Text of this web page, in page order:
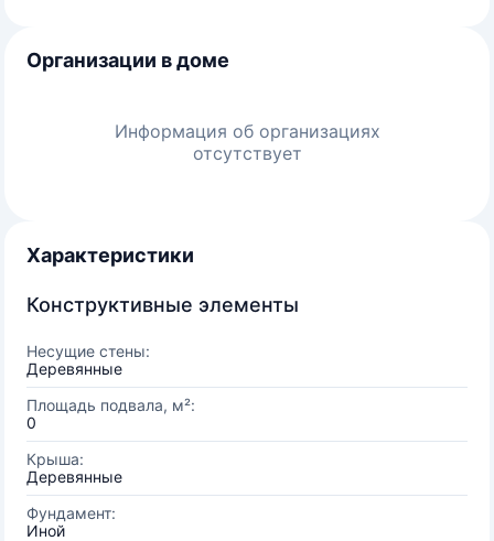
Организации в доме
Информация об организациях
отсутствует
Характеристики
Конструктивные элементы
Несущие стены:
Деревянные
Площадь подвала, м²:
0
Крыша:
Деревянные
Фундамент:
Иной